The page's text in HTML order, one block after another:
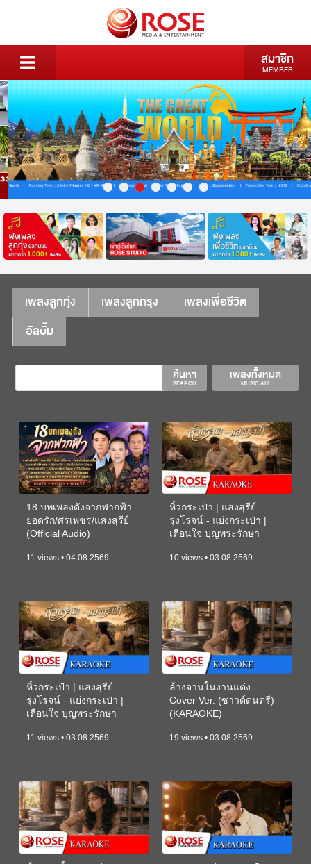
สมาชิก
MEMBER
เพลงลูกทุ่ง เพลงลูกกรุง
เพลงเพื่อชีวิต
อัลบั้ม
เพลงทั้งหมด
MUSIC ALL
ค้นหา
SEARCH
18 บทเพลงดังจากฟากฟ้า -
ยอดรัก/ศรเพชร/แสงสุรีย์
(Official Audio)
11 views • 04.08.2569
หิ้วกระเป๋า | แสงสุรีย์
รุ่งโรจน์ - แย่งกระเป๋า |
เตือนใจ บุญพระรักษา
10 views • 03.08.2569
หิ้วกระเป๋า | แสงสุรีย์
รุ่งโรจน์ - แย่งกระเป๋า |
เตือนใจ บุญพระรักษา
11 views • 03.08.2569
ล้างจานในงานแต่ง -
Cover Ver. (ซาวด์ดนตรี)
(KARAOKE)
19 views • 03.08.2569